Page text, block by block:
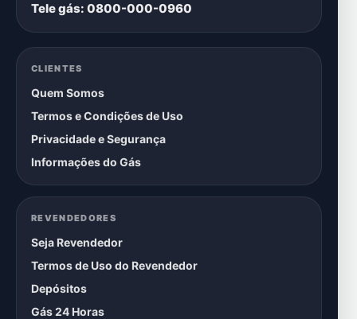
Tele gás: 0800-000-0960
CLIENTES
Quem Somos
Termos e Condições de Uso
Privacidade e Segurança
Informações do Gás
REVENDEDORES
Seja Revendedor
Termos de Uso do Revendedor
Depósitos
Gás 24 Horas